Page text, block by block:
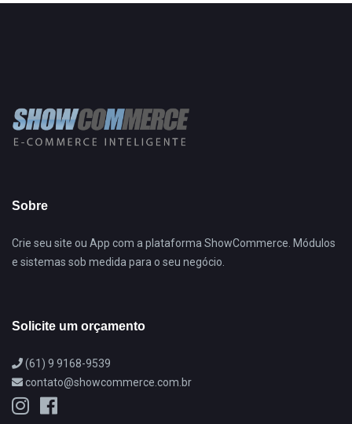
Sobre
Crie seu site ou App com a plataforma ShowCommerce. Módulos
e sistemas sob medida para o seu negócio.
Solicite um orçamento
(61) 9 9168-9539
contato@showcommerce.com.br